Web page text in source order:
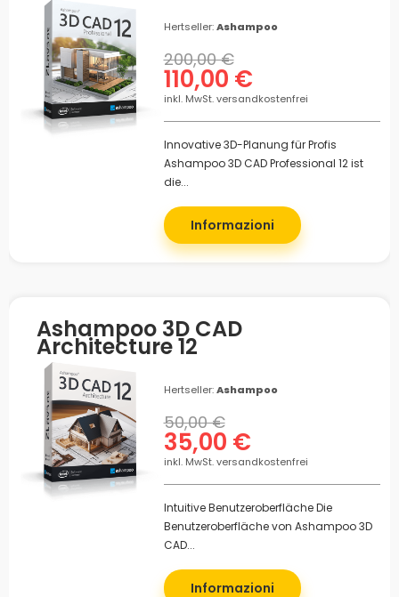
Hertseller:Ashampoo
110,00 €
200,00 €
inkl. MwSt. versandkostenfrei
Innovative 3D-Planung für Profis
Ashampoo 3D CAD Professional 12 ist
die...
Informazioni
Ashampoo 3D CAD
Architecture 12
Hertseller:Ashampoo
35,00 €
50,00 €
inkl. MwSt. versandkostenfrei
Intuitive Benutzeroberfläche Die
Benutzeroberfläche von Ashampoo 3D
CAD...
Informazioni